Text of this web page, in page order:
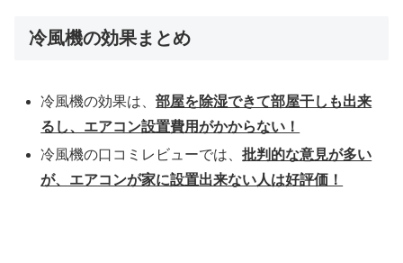
冷風機の効果まとめ
冷風機の効果は、部屋を除湿できて部屋干しも出来
るし、エアコン設置費用がかからない！
冷風機の口コミレビューでは、批判的な意見が多い
が、エアコンが家に設置出来ない人は好評価！